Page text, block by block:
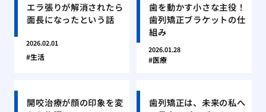
エラ張りが解消されたら
面長になったという話
2026.02.01
生活
歯を動かす小さな主役！
歯列矯正ブラケットの仕
組み
2026.01.28
医療
開咬治療が顔の印象を変
歯列矯正は、未来の私へ